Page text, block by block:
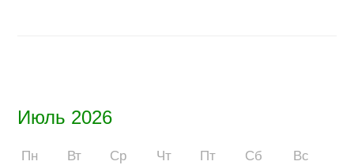
Июль 2026
Пн Вт Ср Чт Пт Сб
Вс